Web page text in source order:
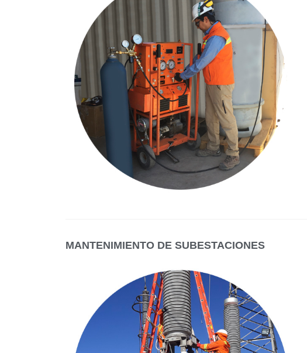
MANTENIMIENTO DE SUBESTACIONES